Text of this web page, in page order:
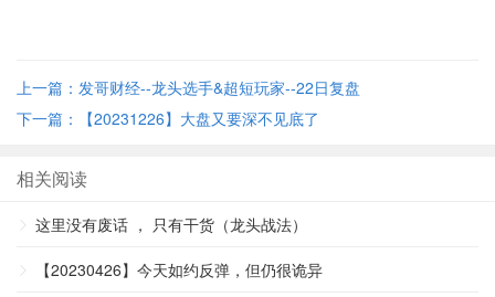
上一篇：发哥财经--龙头选手&超短玩家--22日复盘
下一篇：【20231226】大盘又要深不见底了
相关阅读
这里没有废话 ， 只有干货（龙头战法）
【20230426】今天如约反弹，但仍很诡异